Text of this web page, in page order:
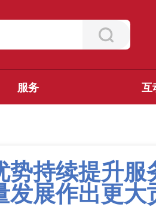
服务 互
持续提升服
发展作出更大